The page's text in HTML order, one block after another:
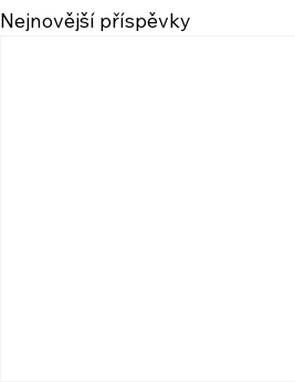
Nejnovější příspěvky